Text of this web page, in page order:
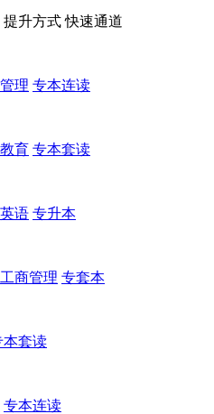
提升方式 快速通道
理 专本连读
育 专本套读
语 专升本
工商管理 专套本
本套读
专本连读